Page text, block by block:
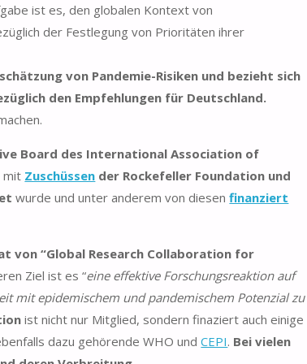
ist es, den globalen Kontext von
der Festlegung von Prioritäten ihrer
von Pandemie-Risiken und bezieht sich
den Empfehlungen für Deutschland.
Board des International Association of
mit Zuschüssen der Rockefeller Foundation und
wurde und unter anderem von diesenfinanziert
von “Global Research Collaboration for
Ziel ist es “eine effektive Forschungsreaktion auf
mit epidemischem und pandemischem Potenzial zu
ist nicht nur Mitglied, sondern finaziert auch einige
dazu gehörende WHO undCEPI. Bei vielen